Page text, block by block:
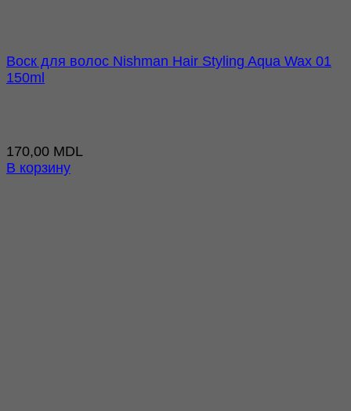
Воск для волос Nishman Hair Styling Aqua Wax 01
150ml
170,00 MDL
В корзину